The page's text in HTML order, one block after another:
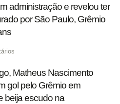
administração e revelou ter
por São Paulo, Grêmio
Matheus Nascimento
gol pelo Grêmio em
beija escudo na